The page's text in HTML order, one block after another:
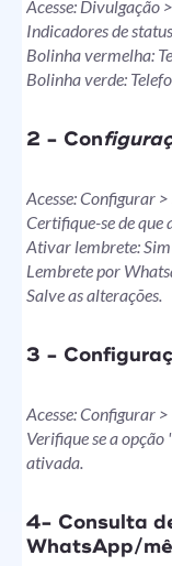
Acesse: Divulgação
Indicadores de
Bolinha vermelha:
Bolinha verde:
2 - Con
Acesse: Configurar
Certifique-se de que
Ativar lembrete: Sim
Lembrete por
Salve as alterações.
3 -
Acesse: Configurar
Verifique se a
ativada.
4- Consulta
WhatsApp/